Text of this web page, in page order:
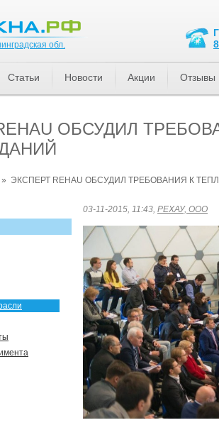
ОБСУДИЛ
» ЭКСПЕРТ REHAU ОБСУДИЛ ТРЕБОВАНИЯ К
03-11-2015, 11:43, РЕХАУ, ООО
обл.
Статьи Новости Акции Отзывы